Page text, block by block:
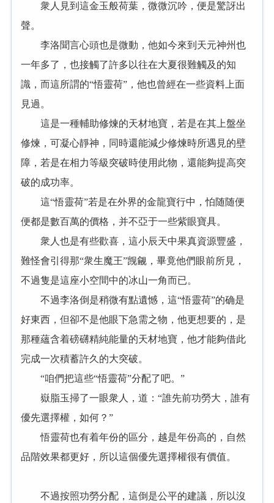
衆人見到這金玉般荷葉，微微沉吟，便是驚訝出
聲。
李洛聞言心頭也是微動，他如今來到天元神州也
一年多了，也接觸了許多以往在大夏很難觸及的知
識，而這所謂的“悟靈荷”，他也曾經在一些資料上面
見過。
這是一種輔助修煉的天材地寶，若是在其上盤坐
修煉，可凝心靜神，同時還能減少修煉時所遇見的壁
障，若是在相力等級突破時使用此物，還能夠提高突
破的成功率。
這“悟靈荷”若是在外界的金龍寶行中，怕随随便
便都是數百萬的價格，并不亞于一些紫眼寶具。
衆人也是有些歡喜，這小辰天中果真資源豐盛，
難怪會引得那“衆生魔王”觊觎，畢竟他們眼前所見，
不過隻是這座小空間中的冰山一角而已。
不過李洛倒是稍微有點遺憾，這“悟靈荷”的确是
好東西，但卻不是他眼下急需之物，他更想要的，是
那種蘊含着磅礴精純能量的天材地寶，他才能夠借此
完成一次積蓄許久的大突破。
“咱們把這些“悟靈荷”分配了吧。”
嶽脂玉掃了一眼衆人，道：“誰先前功勞大，誰有
優先選擇權，如何？”
悟靈荷也有着年份的區分，越是年份高的，自然
品階效果都更好，所以這個優先選擇權很有價值。
不過按照功勞分配，這倒是公平的建議，所以沒